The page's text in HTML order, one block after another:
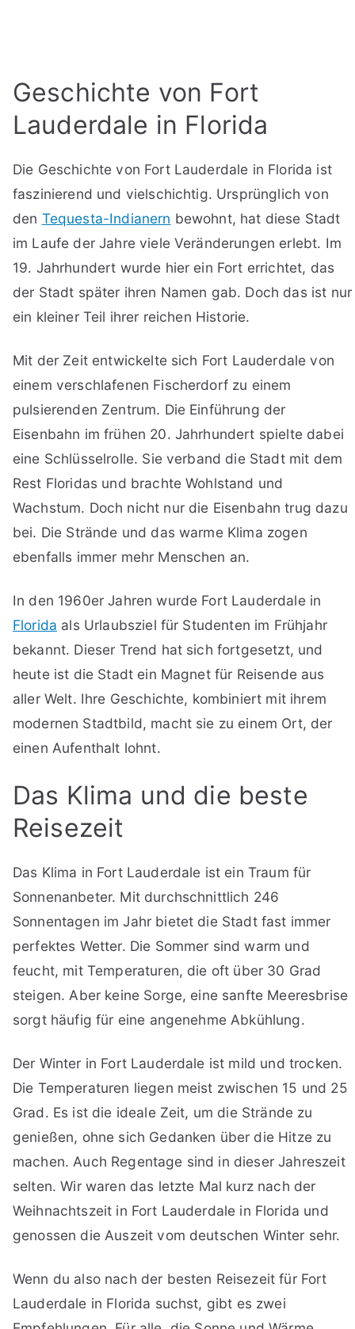
Geschichte von Fort
Lauderdale in Florida
Die Geschichte von Fort Lauderdale in Florida ist
faszinierend und vielschichtig. Ursprünglich von
den Tequesta-Indianern bewohnt, hat diese Stadt
im Laufe der Jahre viele Veränderungen erlebt. Im
19. Jahrhundert wurde hier ein Fort errichtet, das
der Stadt später ihren Namen gab. Doch das ist nur
ein kleiner Teil ihrer reichen Historie.
Mit der Zeit entwickelte sich Fort Lauderdale von
einem verschlafenen Fischerdorf zu einem
pulsierenden Zentrum. Die Einführung der
Eisenbahn im frühen 20. Jahrhundert spielte dabei
eine Schlüsselrolle. Sie verband die Stadt mit dem
Rest Floridas und brachte Wohlstand und
Wachstum. Doch nicht nur die Eisenbahn trug dazu
bei. Die Strände und das warme Klima zogen
ebenfalls immer mehr Menschen an.
In den 1960er Jahren wurde Fort Lauderdale in
Florida als Urlaubsziel für Studenten im Frühjahr
bekannt. Dieser Trend hat sich fortgesetzt, und
heute ist die Stadt ein Magnet für Reisende aus
aller Welt. Ihre Geschichte, kombiniert mit ihrem
modernen Stadtbild, macht sie zu einem Ort, der
einen Aufenthalt lohnt.
Das Klima und die beste
Reisezeit
Das Klima in Fort Lauderdale ist ein Traum für
Sonnenanbeter. Mit durchschnittlich 246
Sonnentagen im Jahr bietet die Stadt fast immer
perfektes Wetter. Die Sommer sind warm und
feucht, mit Temperaturen, die oft über 30 Grad
steigen. Aber keine Sorge, eine sanfte Meeresbrise
sorgt häufig für eine angenehme Abkühlung.
Der Winter in Fort Lauderdale ist mild und trocken.
Die Temperaturen liegen meist zwischen 15 und 25
Grad. Es ist die ideale Zeit, um die Strände zu
genießen, ohne sich Gedanken über die Hitze zu
machen. Auch Regentage sind in dieser Jahreszeit
selten. Wir waren das letzte Mal kurz nach der
Weihnachtszeit in Fort Lauderdale in Florida und
genossen die Auszeit vom deutschen Winter sehr.
Wenn du also nach der besten Reisezeit für Fort
Lauderdale in Florida suchst, gibt es zwei